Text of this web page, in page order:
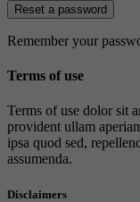
Reset a password
Remember your
Terms of use
Terms of use dolor sit
provident ullam
ipsa quod sed,
assumenda.
Disclaimers